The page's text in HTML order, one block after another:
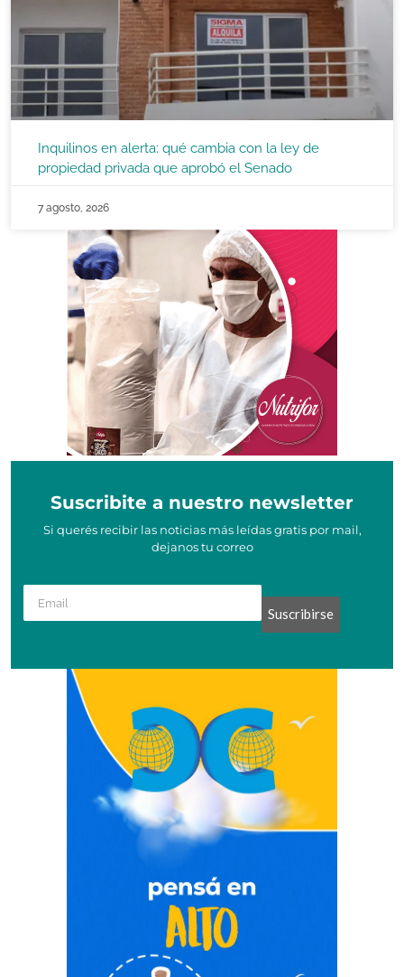
Inquilinos en alerta: qué cambia con la ley de
propiedad privada que aprobó el Senado
7 agosto, 2026
Suscribite a nuestro newsletter
Si querés recibir las noticias más leídas gratis por mail,
dejanos tu correo
Suscribirse